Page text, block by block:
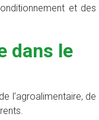
et des
dans le
l’agroalimentaire, de